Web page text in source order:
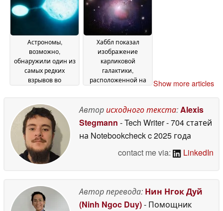
Астрономы,
возможно,
обнаружили один из
самых редких
взрывов во
Хаббл показал
изображение
карликовой
галактики,
расположенной на
лет от нас02 June 2026
Show more articles
Авторисходного текста:Alexis
Stegmann - Tech Writer- 704 статей
на Notebookcheckc 2025 года
contact me via:
LinkedIn
Автор перевода: Нин Нгок Дуй
(Ninh Ngoc Duy)- Помощник